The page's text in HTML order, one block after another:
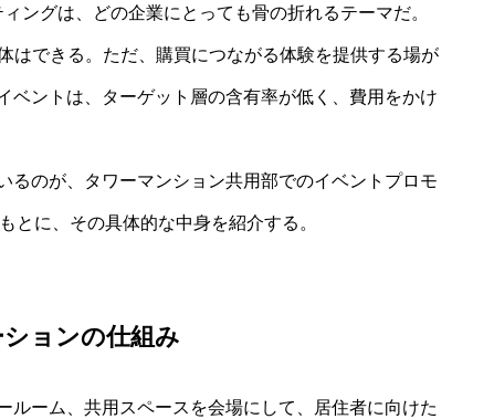
ングは、どの企業にとっても骨の折れるテーマだ。
はできる。ただ、購買につながる体験を提供する場が
ベントは、ターゲット層の含有率が低く、費用をかけ
るのが、タワーマンション共用部でのイベントプロモ
とに、その具体的な中身を紹介する。
ョンの仕組み
ルーム、共用スペースを会場にして、居住者に向けた